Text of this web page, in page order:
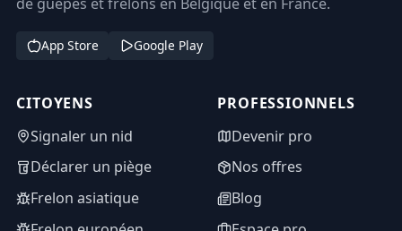
App Store Google Play
CITOYENS
Signaler un nid
Déclarer un piège
Frelon asiatique
PROFESSIONNELS
Devenir pro
Nos offres
Blog